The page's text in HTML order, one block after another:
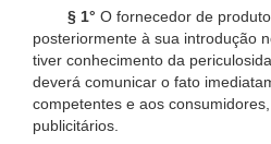
§ 1° O fornecedor de
posteriormente à sua introdução
tiver conhecimento da
deverá comunicar o fato
competentes e aos
publicitários.